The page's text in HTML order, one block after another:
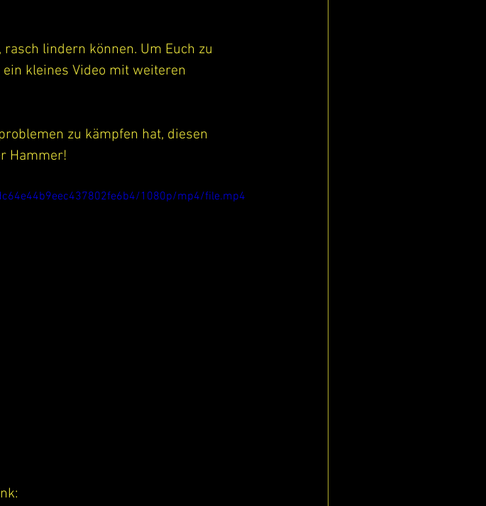
lindern können. Um Euch zu
kleines Video mit weiteren
zu kämpfen hat, diesen
Hammer!
1080p/mp4/file.mp4